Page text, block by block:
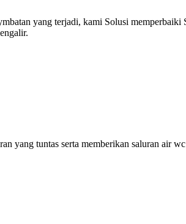
yang terjadi, kami Solusi
yang tuntas serta memberikan saluran air